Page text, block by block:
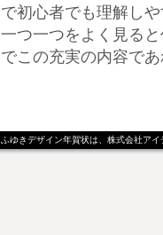
で初心者でも理解し
一つ一つをよく見る
でこの充実の内容で
ふゆきデザイン年賀状は、株式会社ア